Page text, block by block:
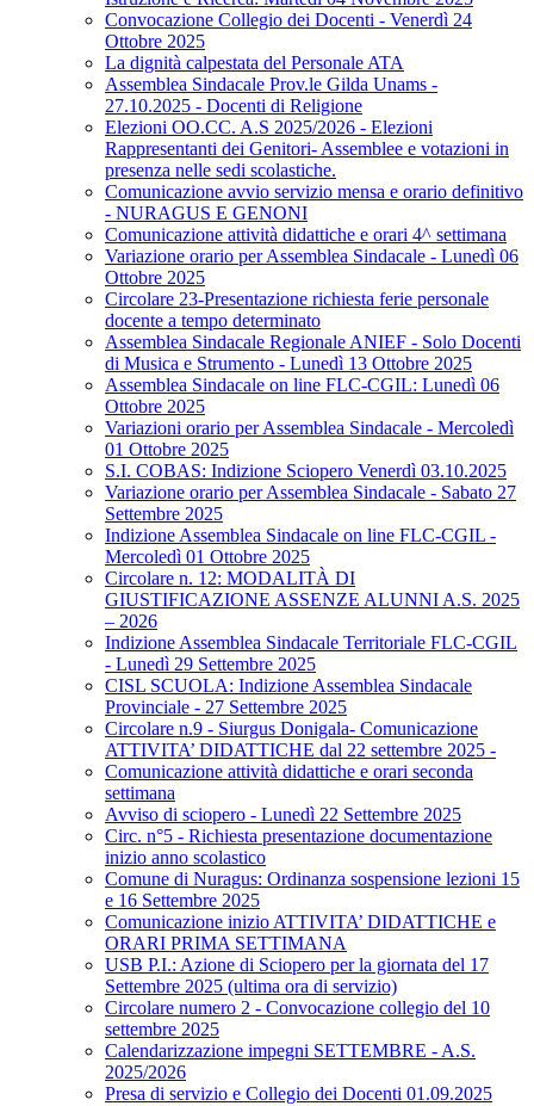
Convocazione Collegio dei Docenti - Venerdì 24
Ottobre 2025
La dignità calpestata del Personale ATA
Assemblea Sindacale Prov.le Gilda Unams -
27.10.2025 - Docenti di Religione
Elezioni OO.CC. A.S 2025/2026 - Elezioni
Rappresentanti dei Genitori- Assemblee e votazioni in
presenza nelle sedi scolastiche.
Comunicazione avvio servizio mensa e orario definitivo
- NURAGUS E GENONI
Comunicazione attività didattiche e orari 4^ settimana
Variazione orario per Assemblea Sindacale - Lunedì 06
Ottobre 2025
Circolare 23-Presentazione richiesta ferie personale
docente a tempo determinato
Assemblea Sindacale Regionale ANIEF - Solo Docenti
di Musica e Strumento - Lunedì 13 Ottobre 2025
Assemblea Sindacale on line FLC-CGIL: Lunedì 06
Ottobre 2025
Variazioni orario per Assemblea Sindacale - Mercoledì
01 Ottobre 2025
S.I. COBAS: Indizione Sciopero Venerdì 03.10.2025
Variazione orario per Assemblea Sindacale - Sabato 27
Settembre 2025
Indizione Assemblea Sindacale on line FLC-CGIL -
Mercoledì 01 Ottobre 2025
Circolare n. 12: MODALITÀ DI
GIUSTIFICAZIONE ASSENZE ALUNNI A.S. 2025
– 2026
Indizione Assemblea Sindacale Territoriale FLC-CGIL
- Lunedì 29 Settembre 2025
CISL SCUOLA: Indizione Assemblea Sindacale
Provinciale - 27 Settembre 2025
Circolare n.9 - Siurgus Donigala- Comunicazione
ATTIVITA’ DIDATTICHE dal 22 settembre 2025 -
Comunicazione attività didattiche e orari seconda
settimana
Avviso di sciopero - Lunedì 22 Settembre 2025
Circ. n°5 - Richiesta presentazione documentazione
inizio anno scolastico
Comune di Nuragus: Ordinanza sospensione lezioni 15
e 16 Settembre 2025
Comunicazione inizio ATTIVITA’ DIDATTICHE e
ORARI PRIMA SETTIMANA
USB P.I.: Azione di Sciopero per la giornata del 17
Settembre 2025 (ultima ora di servizio)
Circolare numero 2 - Convocazione collegio del 10
settembre 2025
Calendarizzazione impegni SETTEMBRE - A.S.
2025/2026
Presa di servizio e Collegio dei Docenti 01.09.2025